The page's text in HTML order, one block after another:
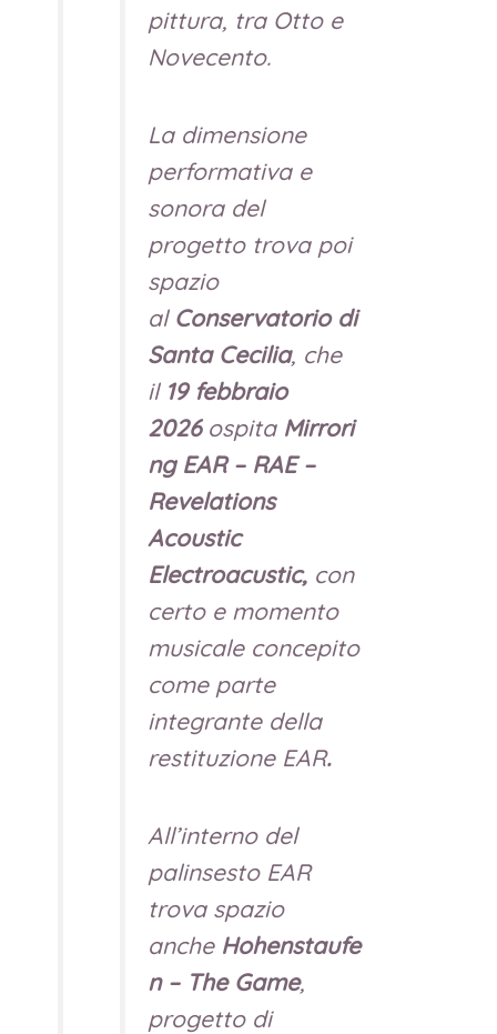
pittura, tra Otto e
Novecento.
La dimensione
performativa e
sonora del
progetto trova poi
spazio
al Conservatorio di
Santa Cecilia, che
il 19 febbraio
2026ospita Mirrori
ng EAR – RAE –
Revelations
Acoustic
Electroacustic, con
certo e momento
musicale concepito
come parte
integrante della
restituzione EAR.
All’interno del
palinsesto EAR
trova spazio
anche Hohenstaufe
n – The Game,
progetto di